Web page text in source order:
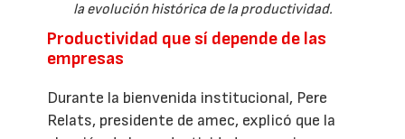
la evolución histórica de la productividad.
Productividad que sí depende de las
empresas
Durante la bienvenida institucional, Pere
Relats, presidente de amec, explicó que la